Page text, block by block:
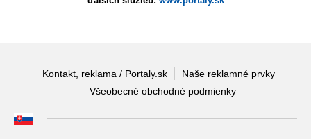
Kontakt, reklama / Portaly.sk
Naše reklamné prvky
Všeobecné obchodné podmienky